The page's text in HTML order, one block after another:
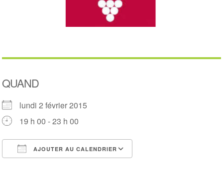
QUAND
lundi 2 février 2015
19 h 00 - 23 h 00
AJOUTER AU CALENDRIER